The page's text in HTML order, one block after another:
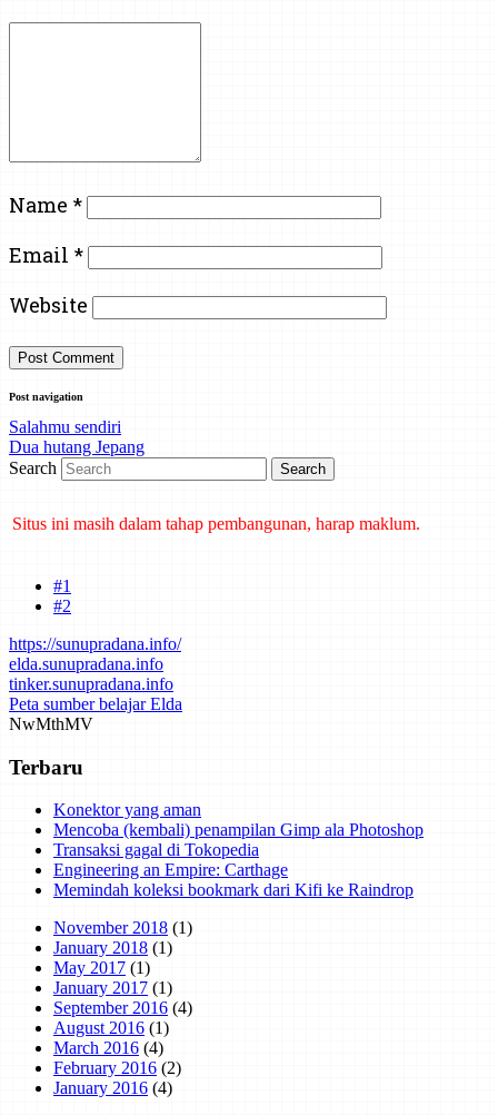
Name *
Email *
Website
Post navigation
Salahmu sendiri
Dua hutang Jepang
Search
Situs ini masih dalam tahap pembangunan, harap maklum.
dibuat di Mindmeister. Klik di sini untuk mengakses.
#1
#2
https://sunupradana.info/
elda.sunupradana.info
tinker.sunupradana.info
Peta sumber belajar Elda
NwMthMV
Terbaru
Konektor yang aman
Mencoba (kembali) penampilan Gimp ala Photoshop
Transaksi gagal di Tokopedia
Engineering an Empire: Carthage
Memindah koleksi bookmark dari Kifi ke Raindrop
November 2018 (1)
January 2018 (1)
May 2017 (1)
January 2017 (1)
September 2016 (4)
August 2016 (1)
March 2016 (4)
February 2016 (2)
January 2016 (4)